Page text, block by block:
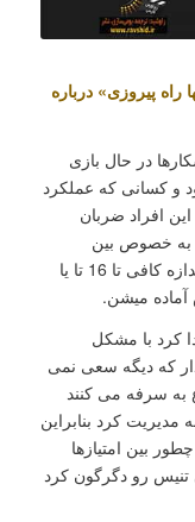
راه پیروزی» درباره
در حال بازی
و کسانی که عملکرد
افراد ضربان
به خصوص بین
امتیازها. وقتی ضربان کاهش پیدا میکنه به اندازه کافی تا 16 تا یا
کرد با مشکل
که دیگه سعی نمی
به سرفه می کنند
کرد بنابراین
بین امتیازها
تنیس رو دگرگون کرد